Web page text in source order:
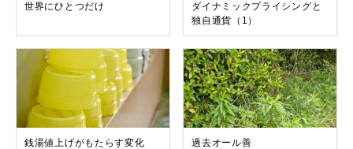
世界にひとつだけ
ダイナミックプライシングと
独自通貨（1）
銭湯値上げがもたらす変化 過去オール善